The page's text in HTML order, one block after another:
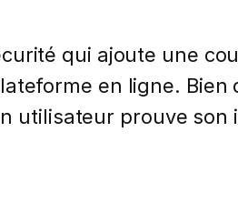
qui ajoute une
en ligne.
utilisateur prouve son